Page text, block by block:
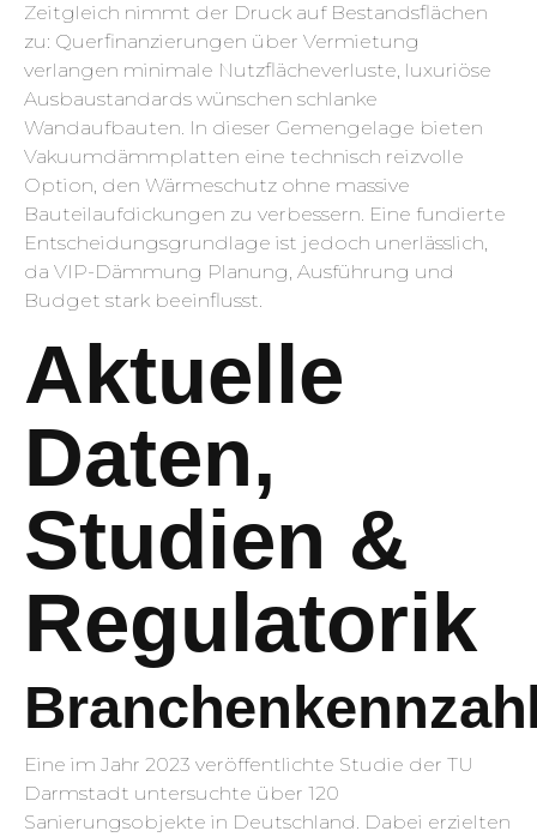
Zeitgleich nimmt der Druck auf Bestandsflächen
zu: Querfinanzierungen über Vermietung
verlangen minimale Nutzflächeverluste, luxuriöse
Ausbaustandards wünschen schlanke
Wandaufbauten. In dieser Gemengelage bieten
Vakuumdämmplatten eine technisch reizvolle
Option, den Wärmeschutz ohne massive
Bauteilaufdickungen zu verbessern. Eine fundierte
Entscheidungsgrundlage ist jedoch unerlässlich,
da VIP-Dämmung Planung, Ausführung und
Budget stark beeinflusst.
Aktuelle
Daten,
Studien &
Regulatorik
Eine im Jahr 2023 veröffentlichte Studie der TU
Darmstadt untersuchte über 120
Sanierungsobjekte in Deutschland. Dabei erzielten